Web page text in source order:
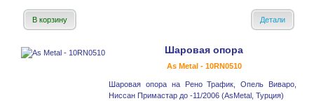
В корзину Детали
Шаровая опора
As Metal - 10RN0510
Шаровая опора на Рено Трафик, Опель Виваро,
Ниссан Примастар до -11/2006 (AsMetal, Турция)